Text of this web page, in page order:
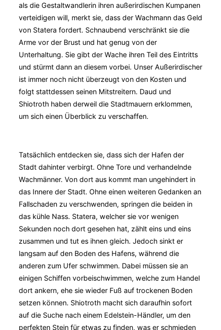
als die Gestaltwandlerin ihren außerirdischen Kumpanen
verteidigen will, merkt sie, dass der Wachmann das Geld
von Statera fordert. Schnaubend verschränkt sie die
Arme vor der Brust und hat genug von der
Unterhaltung. Sie gibt der Wache ihren Teil des Eintritts
und stürmt dann an diesem vorbei. Unser Außerirdischer
ist immer noch nicht überzeugt von den Kosten und
folgt stattdessen seinen Mitstreitern. Daud und
Shiotroth haben derweil die Stadtmauern erklommen,
um sich einen Überblick zu verschaffen.
Tatsächlich entdecken sie, dass sich der Hafen der
Stadt dahinter verbirgt. Ohne Tore und verhandelnde
Wachmänner. Von dort aus kommt man ungehindert in
das Innere der Stadt. Ohne einen weiteren Gedanken an
Fallschaden zu verschwenden, springen die beiden in
das kühle Nass. Statera, welcher sie vor wenigen
Sekunden noch dort gesehen hat, zählt eins und eins
zusammen und tut es ihnen gleich. Jedoch sinkt er
langsam auf den Boden des Hafens, während die
anderen zum Ufer schwimmen. Dabei müssen sie an
einigen Schiffen vorbeischwimmen, welche zum Handel
dort ankern, ehe sie wieder Fuß auf trockenen Boden
setzen können. Shiotroth macht sich daraufhin sofort
auf die Suche nach einem Edelstein-Händler, um den
perfekten Stein für etwas zu finden, was er schmieden